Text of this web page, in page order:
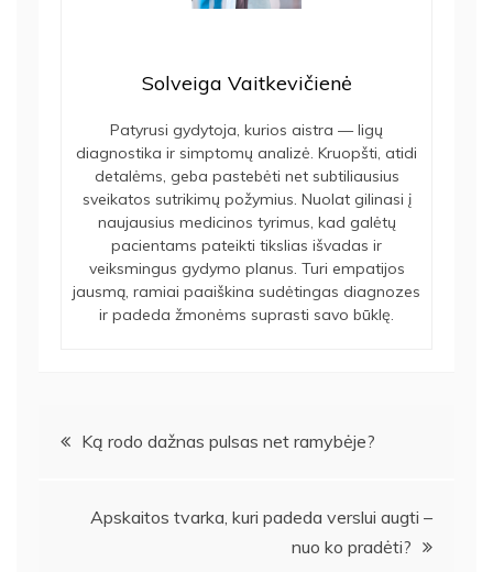
Solveiga Vaitkevičienė
Patyrusi gydytoja, kurios aistra — ligų
diagnostika ir simptomų analizė. Kruopšti, atidi
detalėms, geba pastebėti net subtiliausius
sveikatos sutrikimų požymius. Nuolat gilinasi į
naujausius medicinos tyrimus, kad galėtų
pacientams pateikti tikslias išvadas ir
veiksmingus gydymo planus. Turi empatijos
jausmą, ramiai paaiškina sudėtingas diagnozes
ir padeda žmonėms suprasti savo būklę.
Navigacija
Ką rodo dažnas pulsas net ramybėje?
Apskaitos tvarka, kuri padeda verslui augti –
nuo ko pradėti?